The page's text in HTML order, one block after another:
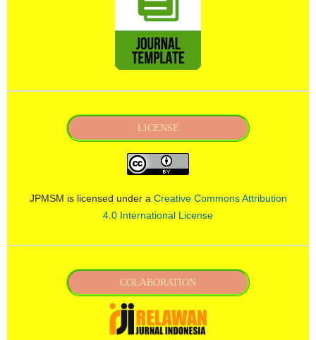
LICENSE
JPMSM is licensed under a Creative Commons Attribution
4.0 International License
COLABORATION